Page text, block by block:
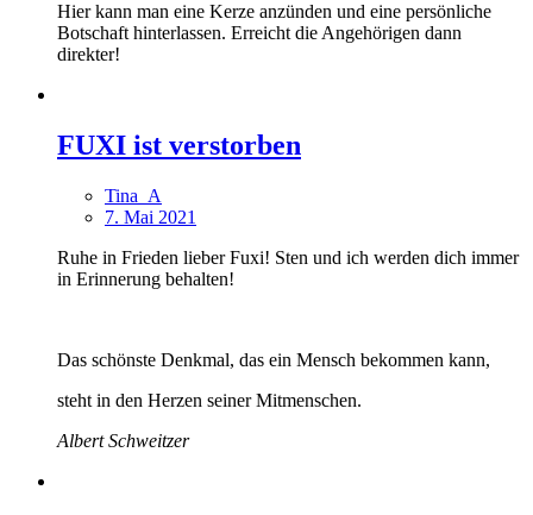
Hier kann man eine Kerze anzünden und eine persönliche
Botschaft hinterlassen. Erreicht die Angehörigen dann
direkter!
FUXI ist verstorben
Tina_A
7. Mai 2021
Ruhe in Frieden lieber Fuxi! Sten und ich werden dich immer
in Erinnerung behalten!
Das schönste Denkmal, das ein Mensch bekommen kann,
steht in den Herzen seiner Mitmenschen.
Albert Schweitzer